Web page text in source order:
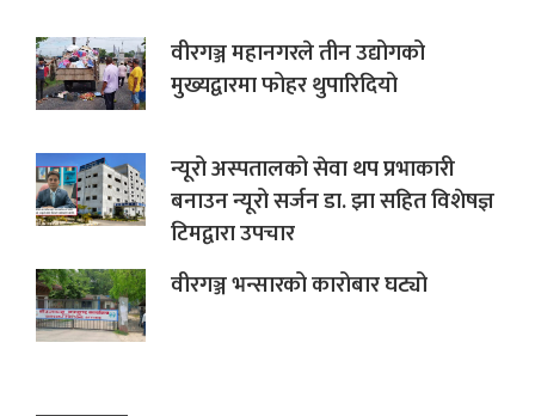
वीरगञ्ज महानगरले तीन उद्योगको
मुख्यद्वारमा फोहर थुपारिदियो
न्यूरो अस्पतालको सेवा थप प्रभाकारी
बनाउन न्यूरो सर्जन डा. झा सहित विशेषज्ञ
टिमद्वारा उपचार
वीरगञ्ज भन्सारको कारोबार घट्यो